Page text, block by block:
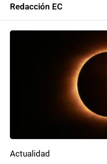
Redacción EC
Actualidad